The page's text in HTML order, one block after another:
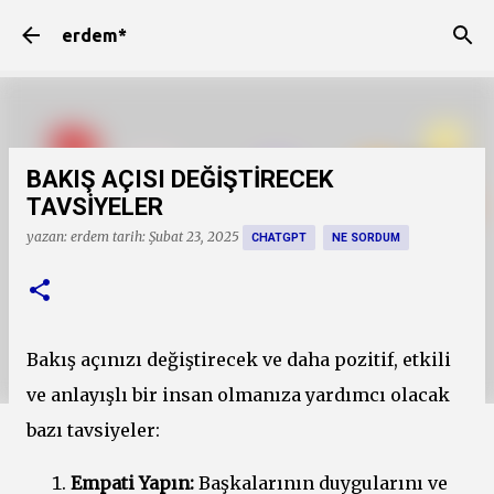
erdem*
BAKIŞ AÇISI DEĞİŞTİRECEK
TAVSİYELER
yazan: erdem tarih: Şubat 23, 2025 CHATGPT NE SORDUM
Bakış açınızı değiştirecek ve daha pozitif, etkili
ve anlayışlı bir insan olmanıza yardımcı olacak
bazı tavsiyeler:
Empati Yapın: Başkalarının duygularını ve